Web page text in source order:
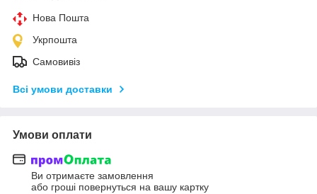
Нова Пошта
Укрпошта
Самовивіз
Всі умови доставки
Умови оплати
Ви отримаєте замовлення
або гроші повернуться на вашу картку